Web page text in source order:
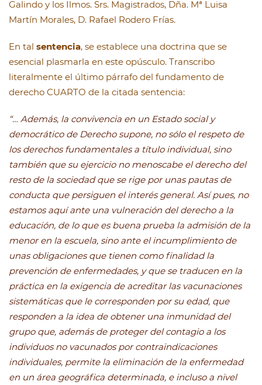
Galindo y los Ilmos. Srs. Magistrados, Dña. Mª Luisa
Martín Morales, D. Rafael Rodero Frías.
En tal sentencia, se establece una doctrina que se
esencial plasmarla en este opúsculo. Transcribo
literalmente el último párrafo del fundamento de
derecho CUARTO de la citada sentencia:
“… Además, la convivencia en un Estado social y
democrático de Derecho supone, no sólo el respeto de
los derechos fundamentales a título individual, sino
también que su ejercicio no menoscabe el derecho del
resto de la sociedad que se rige por unas pautas de
conducta que persiguen el interés general. Así pues, no
estamos aquí ante una vulneración del derecho a la
educación, de lo que es buena prueba la admisión de la
menor en la escuela, sino ante el incumplimiento de
unas obligaciones que tienen como finalidad la
prevención de enfermedades, y que se traducen en la
práctica en la exigencia de acreditar las vacunaciones
sistemáticas que le corresponden por su edad, que
responden a la idea de obtener una inmunidad del
grupo que, además de proteger del contagio a los
individuos no vacunados por contraindicaciones
individuales, permite la eliminación de la enfermedad
en un área geográfica determinada, e incluso a nivel